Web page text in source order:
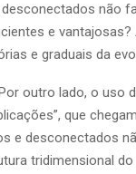
não
e vantajosas?
e graduais da
outro lado, o uso
que
e desconectados
tridimensional